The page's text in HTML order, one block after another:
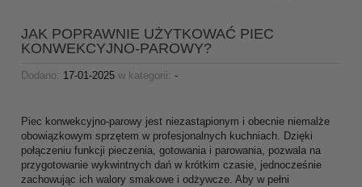
JAK POPRAWNIE UŻYTKOWAĆ PIEC
KONWEKCYJNO-PAROWY?
Dodano: 17-01-2025 w kategorii: -
Piec konwekcyjno-parowy jest niezastąpionym i obecnie niemalże
obowiązkowym sprzętem w profesjonalnych kuchniach. Dzięki
połączeniu funkcji pieczenia, gotowania i parowania, pozwala na
przygotowanie wykwintnych dań w krótkim czasie, jednocześnie
zachowując ich walory smakowe i odżywcze. Aby w pełni